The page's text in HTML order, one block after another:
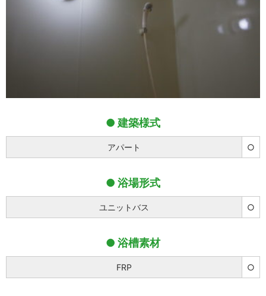
建築様式
アパート ○
浴場形式
ユニットバス ○
浴槽素材
FRP ○